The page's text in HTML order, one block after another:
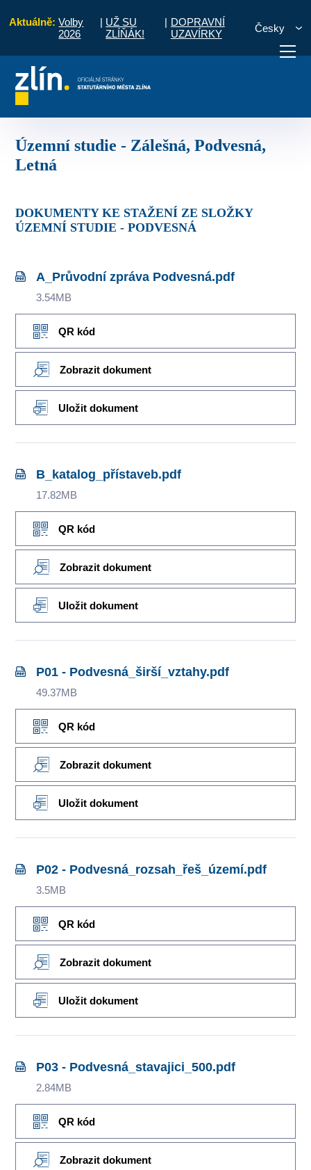
Aktuálně: Volby
2026
| UŽ SU
ZLÍŇÁK!
| DOPRAVNÍ
UZAVÍRKY
Česky
vyřídit Potřebuji zaplatit
Územní studie - Zálešná, Podvesná,
Letná
DOKUMENTY KE STAŽENÍ ZE SLOŽKY
ÚZEMNÍ STUDIE - PODVESNÁ
A_Průvodní zpráva Podvesná.pdf
3.54MB
QR kód
Zobrazit dokument
Uložit dokument
B_katalog_přístaveb.pdf
17.82MB
QR kód
Zobrazit dokument
Uložit dokument
P01 - Podvesná_širší_vztahy.pdf
49.37MB
QR kód
Zobrazit dokument
Uložit dokument
P02 - Podvesná_rozsah_řeš_území.pdf
3.5MB
QR kód
Zobrazit dokument
Uložit dokument
P03 - Podvesná_stavajici_500.pdf
2.84MB
QR kód
Zobrazit dokument